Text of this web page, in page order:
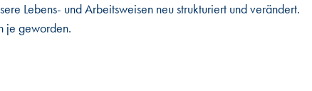
Lebens- und Arbeitsweisen neu strukturiert und verändert.
je geworden.